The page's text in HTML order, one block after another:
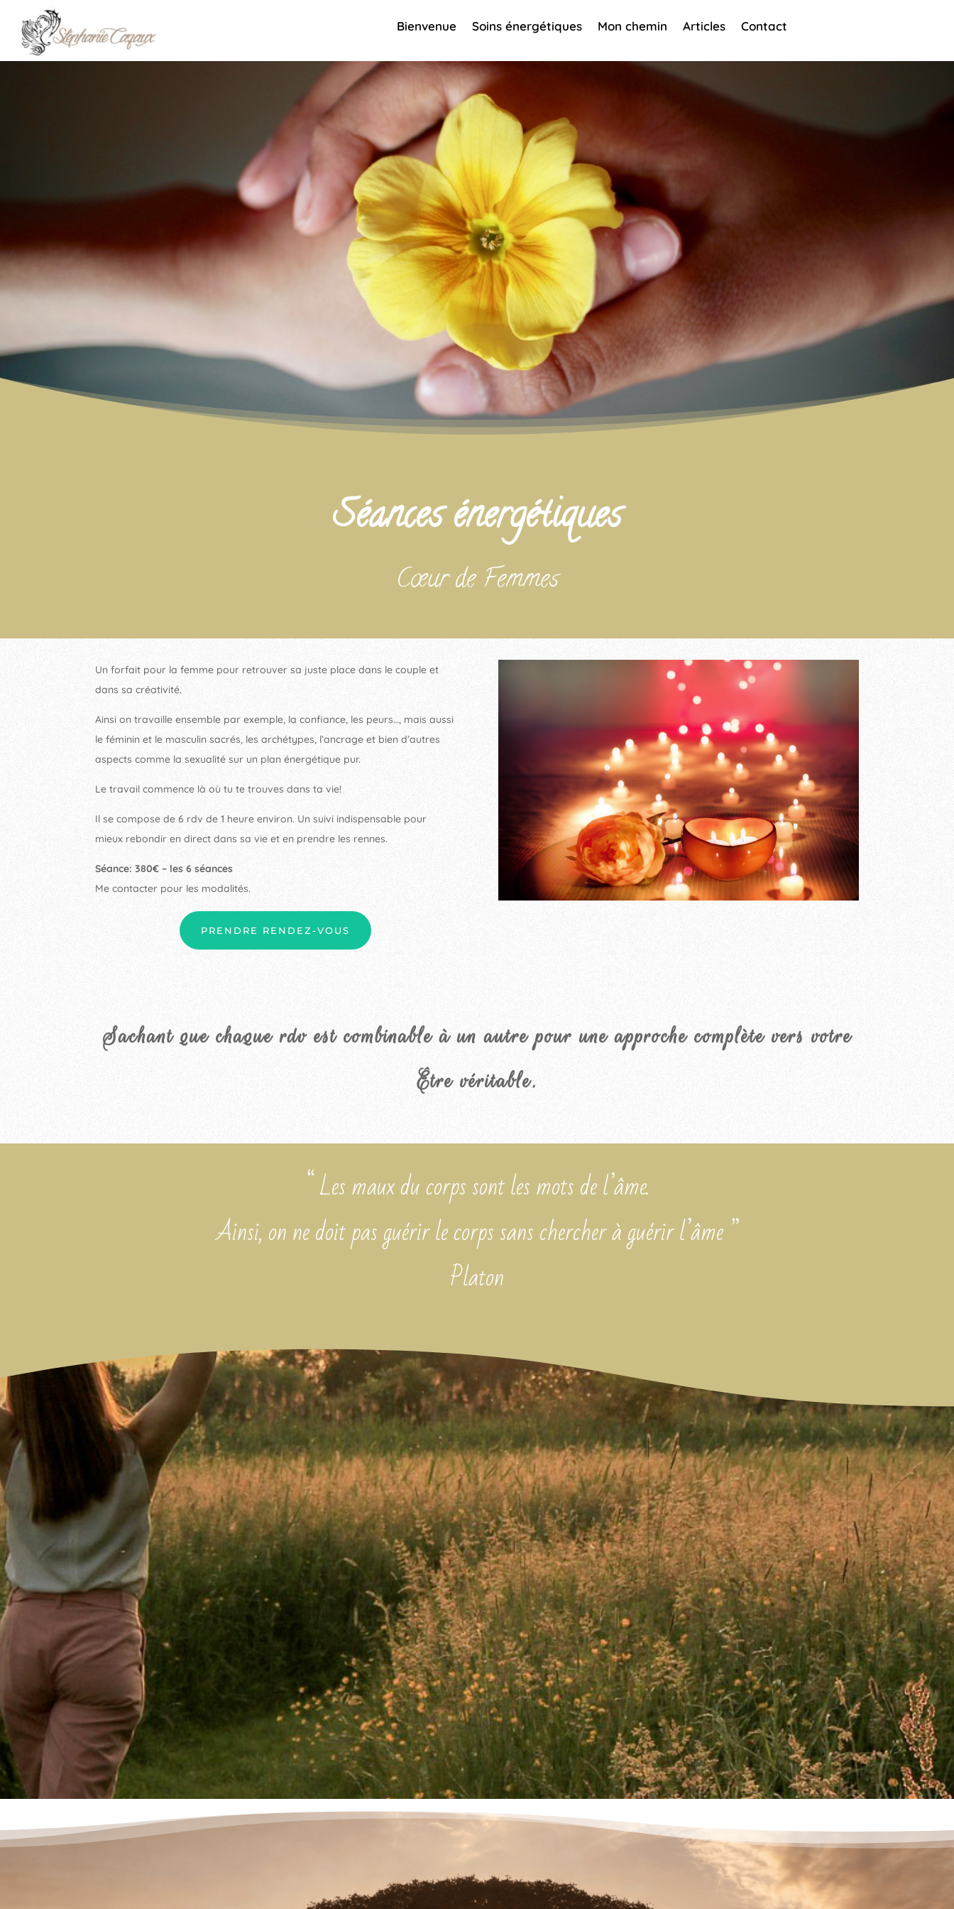
Bienvenue Soins énergétiques Mon chemin Articles Contact
Séances énergétiques
Cœur de Femmes
Un forfait pour la femme pour retrouver sa juste place dans le couple et
dans sa créativité.
Ainsi on travaille ensemble par exemple, la confiance, les peurs…, mais aussi
le féminin et le masculin sacrés, les archétypes, l’ancrage et bien d’autres
aspects comme la sexualité sur un plan énergétique pur.
Le travail commence là où tu te trouves dans ta vie!
Il se compose de 6 rdv de 1 heure environ. Un suivi indispensable pour
mieux rebondir en direct dans sa vie et en prendre les rennes.
Séance: 380€ – les 6 séances
Me contacter pour les modalités.
PRENDRE RENDEZ-VOUS
Sachant que chaque rdv est combinable à un autre pour une approche complète vers votre
Être véritable.
“ Les maux du corps sont les mots de l’âme.
Ainsi, on ne doit pas guérir le corps sans chercher à guérir l’âme ”
Platon